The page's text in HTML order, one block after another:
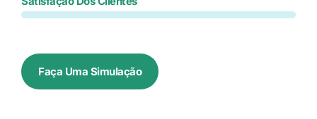
Faça Uma Simulação